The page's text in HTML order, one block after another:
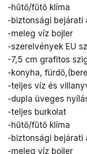
-hűtő/fűtő klíma
-biztonsági bejárati
-meleg víz bojler
-szerelvények EU
-7,5 cm grafitos
-konyha,
-teljes víz és
-dupla üveges
-teljes burkolat
-hűtő/fűtő klíma
-biztonsági bejárati
-meleg víz bojler